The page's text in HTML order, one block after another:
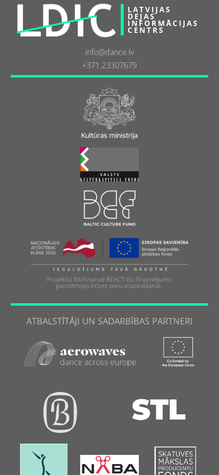
LATVIJAS
DEJAS
INFORMĀCIJAS
CENTRS
info@dance.lv
+371 23307679
Projektu līdzfinansē REACT-EU finansējums
pandēmijas krīzes seku mazināšanai.
ATBALSTĪTĀJI UN SADARBĪBAS PARTNERI